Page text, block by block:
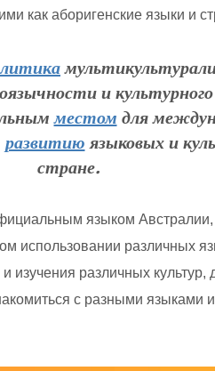
как аборигенские языки и
и
местом для
развитиюязыковых и
стране.
языком Австралии,
использовании различных
и изучения различных
с разными языками